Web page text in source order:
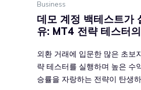
Business
데모 계정 백테스트가
유: MT4 전략 테스터
외환 거래에 입문한 많은 초보
략 테스터를 실행하며 높은 수
승률을 자랑하는 전략이 탄생